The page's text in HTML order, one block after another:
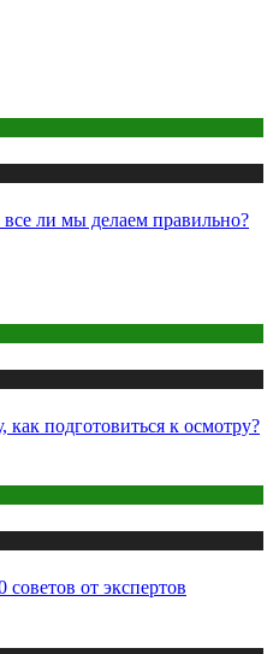
ли мы делаем правильно?
подготовиться к осмотру?
от экспертов